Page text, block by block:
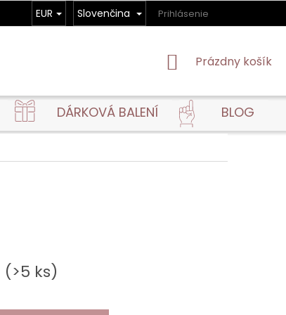
EUR Slovenčina Prihlásenie
NÁKUPNÝ
Prázdny košík
DÁRKOVÁ BALENÍ BLOG
(>5 ks)